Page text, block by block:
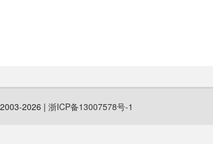
2026 | 浙ICP备13007578号-1